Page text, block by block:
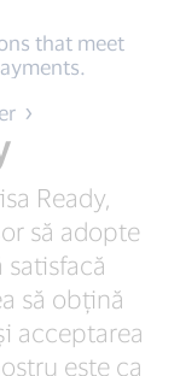
that meet
Ready,
să adopte
să obțină
acceptarea
este ca